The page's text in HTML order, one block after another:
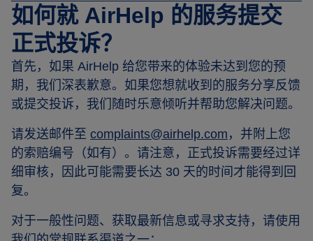
如何就 AirHelp 的服务提交
正式投诉？
首先，如果 AirHelp 给您带来的体验未达到您的预
期，我们深表歉意。如果您想就收到的服务分享反馈
或提交投诉，我们随时乐意倾听并帮助您解决问题。
请发送邮件至 complaints@airhelp.com ，并附上您
的索赔编号（如有）。请注意，正式投诉需要经过详
细审核，因此可能需要长达 30 天的时间才能得到回
复。
对于一般性问题、获取最新信息或寻求支持，请使用